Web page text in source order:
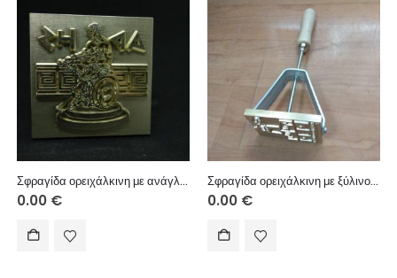
Σφραγίδα ορειχάλκινη με ανάγλυφη χάραξη για αποτύπωμα/πυρογραφία με θέρμανση.
0.00 €
Σφραγίδα ορειχάλκινη με ξύλινο χερούλι, με ανάγλυφη χάραξη για αποτύπωμα/πυρογραφία με θέρμανση.
0.00 €